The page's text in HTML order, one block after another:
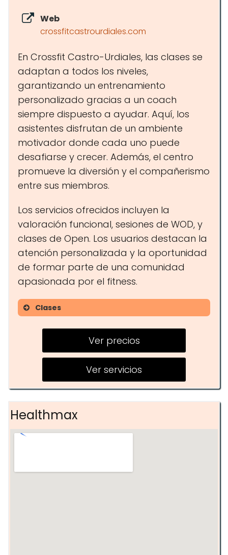
Web
crossfitcastrourdiales.com
En Crossfit Castro-Urdiales, las clases se
adaptan a todos los niveles,
garantizando un entrenamiento
personalizado gracias a un coach
siempre dispuesto a ayudar. Aquí, los
asistentes disfrutan de un ambiente
motivador donde cada uno puede
desafiarse y crecer. Además, el centro
promueve la diversión y el compañerismo
entre sus miembros.
Los servicios ofrecidos incluyen la
valoración funcional, sesiones de WOD, y
clases de Open. Los usuarios destacan la
atención personalizada y la oportunidad
de formar parte de una comunidad
apasionada por el fitness.
Clases
Valoración funcional
Sesiones de WOD
Clases de Open
Ver precios
Ver servicios
Healthmax